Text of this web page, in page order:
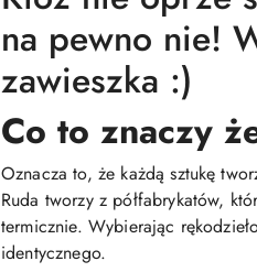
na pewno nie!
zawieszka :)
Co to znaczy
Oznacza to, że każdą sztukę
Ruda tworzy z półfabrykatów,
termicznie. Wybierając
identycznego.